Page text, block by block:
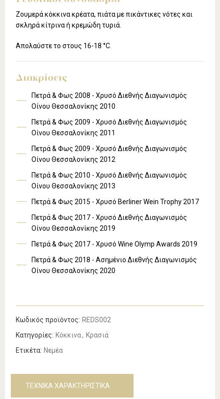
Ζουμερά κόκκινα κρέατα, πιάτα με πικάντικες νότες και
σκληρά κίτρινα ή κρεμώδη τυριά.
Απολαύστε το στους 16-18 °C.
Διακρίσεις
Πετρά & Φως 2008 - Χρυσό Διεθνής Διαγωνισμός
Οίνου Θεσσαλονίκης 2010
Πετρά & Φως 2009 - Χρυσό Διεθνής Διαγωνισμός
Οίνου Θεσσαλονίκης 2011
Πετρά & Φως 2009 - Χρυσό Διεθνής Διαγωνισμός
Οίνου Θεσσαλονίκης 2012
Πετρά & Φως 2010 - Χρυσό Διεθνής Διαγωνισμός
Οίνου Θεσσαλονίκης 2013
Πετρά & Φως 2015 - Χρυσό Berliner Wein Trophy 2017
Πετρά & Φως 2017 - Χρυσό Διεθνής Διαγωνισμός
Οίνου Θεσσαλονίκης 2019
Πετρά & Φως 2017 - Χρυσό Wine Olymp Awards 2019
Πετρά & Φως 2018 - Ασημένιο Διεθνής Διαγωνισμός
Οίνου Θεσσαλονίκης 2020
Κωδικός προϊόντος: REDS002
Κατηγορίες: Κόκκινα, Κρασιά
Ετικέτα: Νεμέα
ΤΕΧΝΙΚΑ ΧΑΡΑΚΤΗΡΙΣΤΙΚΑ